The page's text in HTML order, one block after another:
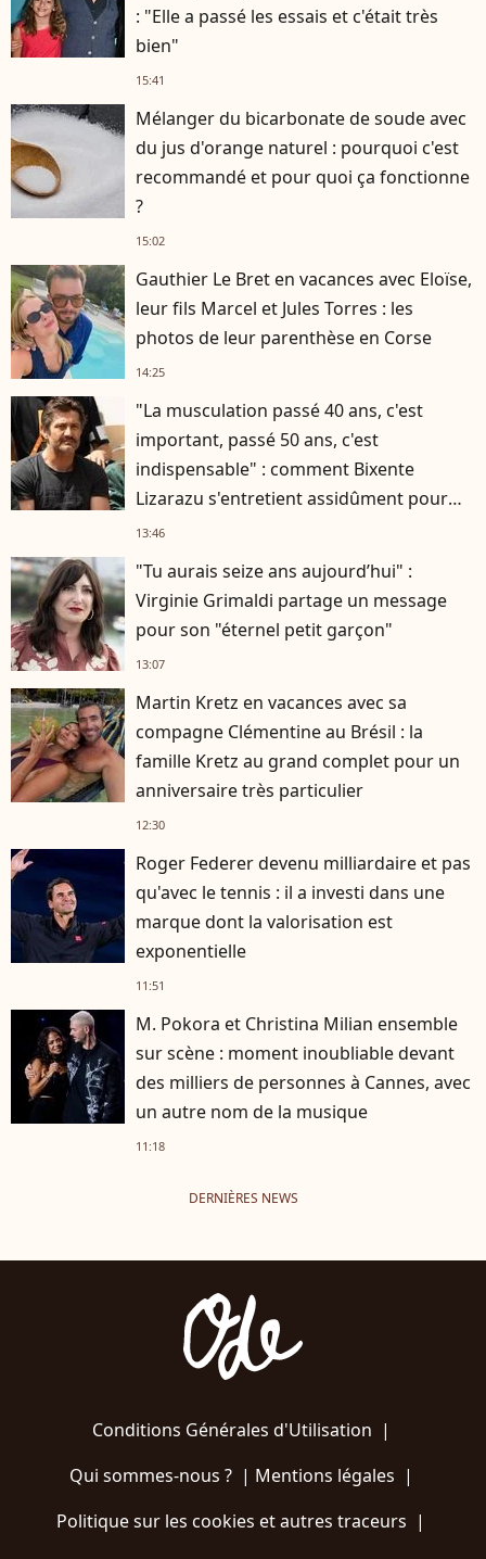
: "Elle a passé les essais et c'était très
bien"
15:41
Mélanger du bicarbonate de soude avec
du jus d'orange naturel : pourquoi c'est
recommandé et pour quoi ça fonctionne
?
15:02
Gauthier Le Bret en vacances avec Eloïse,
leur fils Marcel et Jules Torres : les
photos de leur parenthèse en Corse
14:25
"La musculation passé 40 ans, c'est
important, passé 50 ans, c'est
indispensable" : comment Bixente
Lizarazu s'entretient assidûment pour
rester musclé à 56 ans ?
13:46
"Tu aurais seize ans aujourd’hui" :
Virginie Grimaldi partage un message
pour son "éternel petit garçon"
13:07
Martin Kretz en vacances avec sa
compagne Clémentine au Brésil : la
famille Kretz au grand complet pour un
anniversaire très particulier
12:30
Roger Federer devenu milliardaire et pas
qu'avec le tennis : il a investi dans une
marque dont la valorisation est
exponentielle
11:51
M. Pokora et Christina Milian ensemble
sur scène : moment inoubliable devant
des milliers de personnes à Cannes, avec
un autre nom de la musique
11:18
DERNIÈRES NEWS
Conditions Générales d'Utilisation |
Qui sommes-nous ?| Mentions légales |
Politique sur les cookies et autres traceurs |